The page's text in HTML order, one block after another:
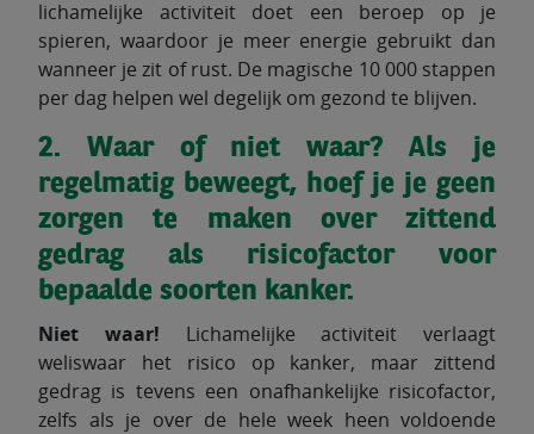
lichamelijke activiteit doet een beroep op je
spieren, waardoor je meer energie gebruikt dan
wanneer je zit of rust. De magische 10 000 stappen
per dag helpen wel degelijk om gezond te blijven.
2. Waar of niet waar? Als je
regelmatig beweegt, hoef je je geen
zorgen te maken over zittend
gedrag als risicofactor voor
bepaalde soorten kanker.
Niet waar! Lichamelijke activiteit verlaagt
weliswaar het risico op kanker, maar zittend
gedrag is tevens een onafhankelijke risicofactor,
zelfs als je over de hele week heen voldoende